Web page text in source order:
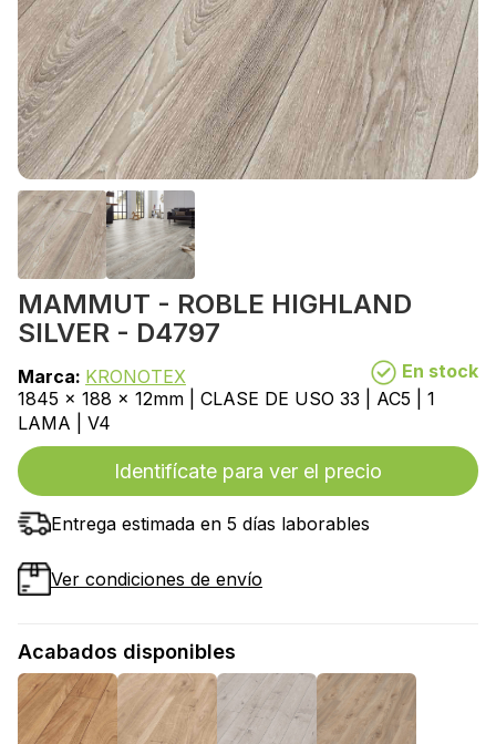
MAMMUT - ROBLE HIGHLAND
SILVER - D4797
Marca: KRONOTEX
En stock
1845 x 188 x 12mm | CLASE DE USO 33 | AC5 | 1
LAMA | V4
Identifícate para ver el precio
Entrega estimada en 5 días laborables
Ver condiciones de envío
Acabados disponibles